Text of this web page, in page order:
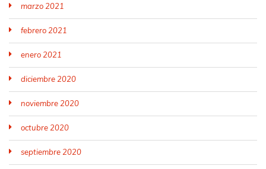
marzo 2021
febrero 2021
enero 2021
diciembre 2020
noviembre 2020
octubre 2020
septiembre 2020